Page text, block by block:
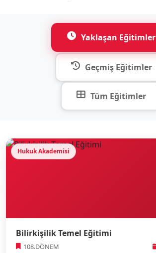
Yaklaşan Eğitimler
Geçmiş Eğitimler
Tüm Eğitimler
Hukuk Akademisi
Bilirkişilik Temel Eğitimi
108.DÖNEM